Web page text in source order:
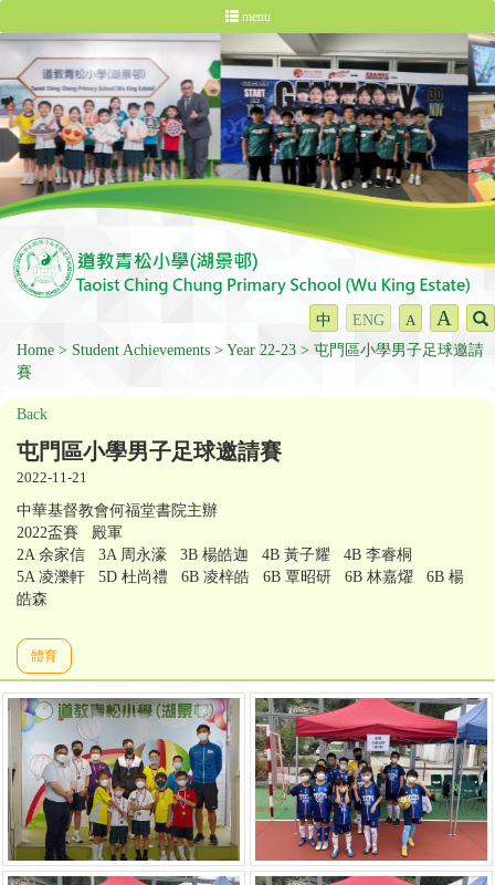
menu
中 ENG A A
Home Student Achievements Year 22-23
屯門區小學男子足球邀請
賽
Back
屯門區小學男子足球邀請賽
2022-11-21
中華基督教會何福堂書院主辦
2022盃賽 殿軍
2A 余家信 3A 周永濠 3B 楊皓迦 4B 黃子耀 4B 李睿桐
5A 凌濼軒 5D 杜尚禮 6B 凌梓皓 6B 覃昭研 6B 林嘉燿 6B 楊
皓森
體育